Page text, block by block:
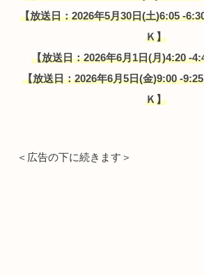
【放送日：2026年5月30日(土)6:05 -
Ｋ】
【放送日：2026年6月1日(月)4:20 -
【放送日：2026年6月5日(金)9:00 -
Ｋ】
＜広告の下に続きます＞